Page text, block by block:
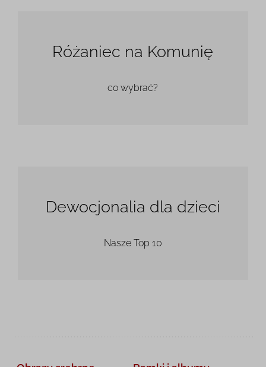
Różaniec na Komunię
co wybrać?
Dewocjonalia dla dzieci
Nasze Top 10